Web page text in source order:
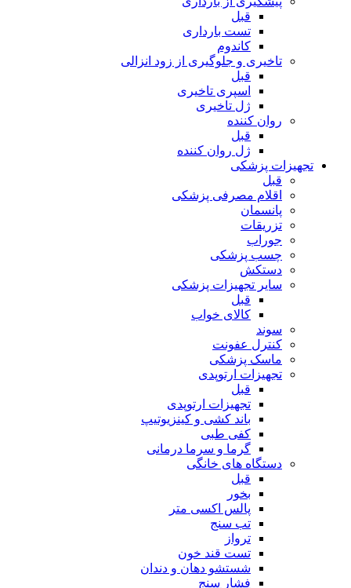
قبل
تست بارداری
کاندوم
تاخیری و جلوگیری از زود انزالی
قبل
اسپری تاخیری
ژل تاخیری
روان کننده
قبل
ژل روان کننده
تجهیزات پزشکی
قبل
اقلام مصرفی پزشکی
پانسمان
تزریقات
جوراب
چسب پزشکی
دستکش
سایر تجهیزات پزشکی
قبل
کالای خواب
سوند
کنترل عفونت
ماسک پزشکی
تجهیزات ارتوپدی
قبل
تجهیزات ارتوپدی
باند کشی و کینزیوتیپ
کفی طبی
گرما و سرما درمانی
دستگاه های خانگی
قبل
بخور
پالس اکسی متر
تب سنج
ترواز
تست قند خون
شستشو دهان و دندان
فشار سنج